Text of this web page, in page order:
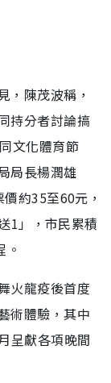
，陳茂波稱，
持分者討論搞
文化體育節
局長楊潤雄
約35至60元，
1」，市民累積
火龍疫後首度
術體驗，其中
呈獻各項晚間